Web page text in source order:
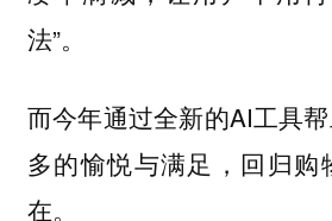
法”。
而今年通过全新的AI工具
多的愉悦与满足，回归购
在。